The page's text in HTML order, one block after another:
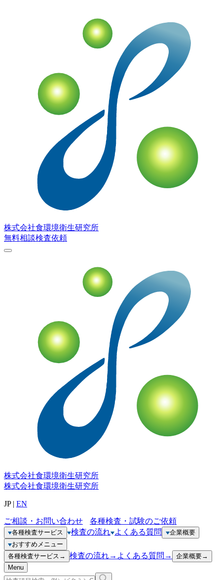
株式会社食環境衛生研究所
無料相談検査依頼
株式会社食環境衛生研究所
株式会社食環境衛生研究所
JP| EN
ご相談・お問い合わせ 各種検査・試験のご依頼
各種検査サービス 検査の流れ よくある質問
企業概要
おすすめメニュー
各種検査サービス → 検査の流れ→ よくある質問 → 企業概要→
Menu